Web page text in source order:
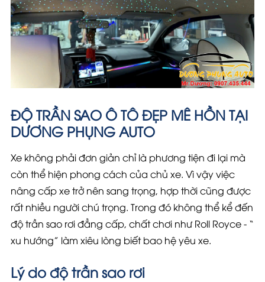
ĐỘ TRẦN SAO Ô TÔ ĐẸP MÊ HỒN TẠI
DƯƠNG PHỤNG AUTO
Xe không phải đơn giản chỉ là phương tiện đi lại mà
còn thể hiện phong cách của chủ xe. Vì vậy việc
nâng cấp xe trở nên sang trọng, hợp thời cũng được
rất nhiều người chú trọng. Trong đó không thể kể đến
độ trần sao rơi đẳng cấp, chất chơi như Roll Royce - “
xu hướng” làm xiêu lòng biết bao hệ yêu xe.
Lý do độ trần sao rơi